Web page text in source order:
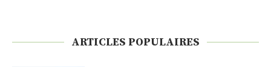
ARTICLES POPULAIRES